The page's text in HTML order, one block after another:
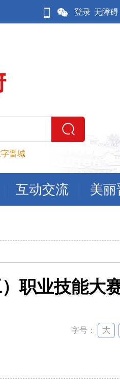
登录 无障碍
晋城
互动交流 美丽
职业技能大
字号：